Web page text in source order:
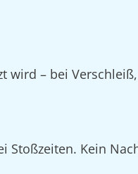
– bei
Kein